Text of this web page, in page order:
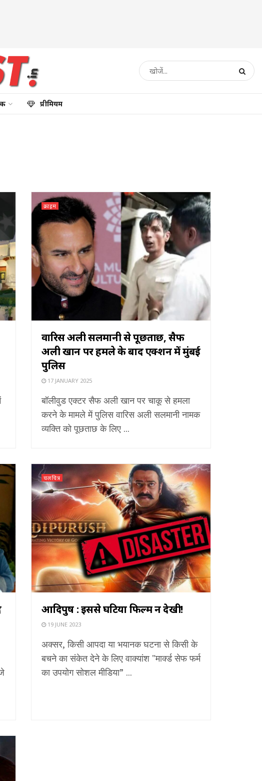
प्रीमियम
क्राइम
वारिस अली सलमानी से पूछताछ, सैफ
अली खान पर हमले के बाद एक्शन में मुंबई
पुलिस
17 JANUARY 2025
बॉलीवुड एक्टर सैफ अली खान पर चाकू से हमला
करने के मामले में पुलिस वारिस अली सलमानी नामक
व्यक्ति को पूछताछ के लिए ...
चलचित्र
आदिपुरुष : इससे घटिया फिल्म न देखी!
19 JUNE 2023
अक्सर, किसी आपदा या भयानक घटना से किसी के
बचने का संकेत देने के लिए वाक्यांश "मार्क्ड सेफ फर्म
का उपयोग सोशल मीडिया” ...